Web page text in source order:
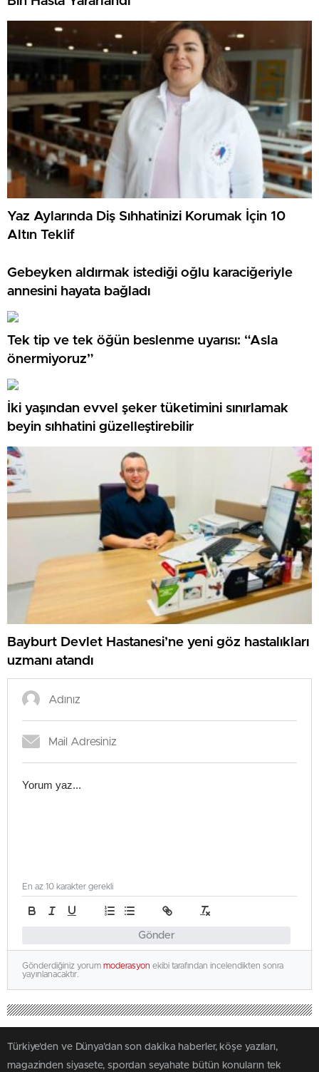
Yaz Aylarında Diş Sıhhatinizi Korumak İçin 10
Altın Teklif
Gebeyken aldırmak istediği oğlu karaciğeriyle
annesini hayata bağladı
Tek tip ve tek öğün beslenme uyarısı: “Asla
önermiyoruz”
İki yaşından evvel şeker tüketimini sınırlamak
beyin sıhhatini güzelleştirebilir
Bayburt Devlet Hastanesi’ne yeni göz hastalıkları
uzmanı atandı
Gönder
En az 10 karakter gerekli
Gönderdiğiniz yorum moderasyon ekibi tarafından incelendikten sonra
yayınlanacaktır.
Türkiye'den ve Dünya’dan son dakika haberler, köşe yazıları,
magazinden siyasete, spordan seyahate bütün konuların tek